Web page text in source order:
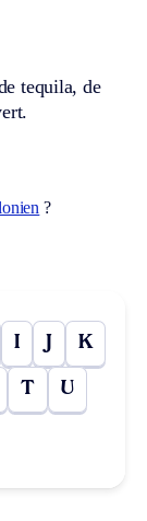
tequila, de
?
I J K
T U